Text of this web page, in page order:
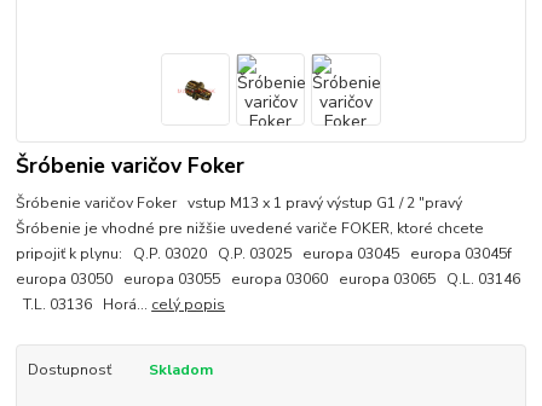
Šróbenie varičov Foker
Šróbenie varičov Foker vstup M13 x 1 pravý výstup G1 / 2 "pravý
Šróbenie je vhodné pre nižšie uvedené variče FOKER, ktoré chcete
pripojiť k plynu: Q.P. 03020 Q.P. 03025 europa 03045 europa 03045f
europa 03050 europa 03055 europa 03060 europa 03065 Q.L. 03146
T.L. 03136 Horá... celý popis
Dostupnosť Skladom